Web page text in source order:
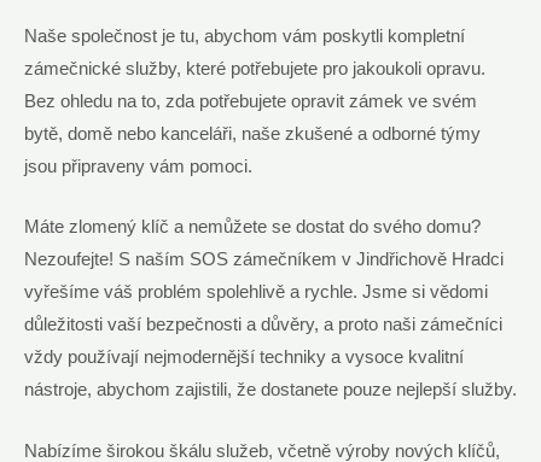
Naše společnost je tu, abychom vám poskytli kompletní
zámečnické služby, které potřebujete pro jakoukoli opravu.
Bez ohledu na to, zda potřebujete opravit zámek ve svém
bytě, domě nebo kanceláři, naše zkušené a odborné týmy
jsou připraveny vám pomoci.
Máte zlomený klíč a nemůžete se dostat do svého domu?
Nezoufejte! S naším SOS zámečníkem v Jindřichově Hradci
vyřešíme váš problém spolehlivě a rychle. Jsme si vědomi
důležitosti vaší bezpečnosti a důvěry, a proto naši zámečníci
vždy používají nejmodernější techniky a vysoce kvalitní
nástroje, abychom zajistili, že dostanete pouze nejlepší služby.
Nabízíme širokou škálu služeb, včetně výroby nových klíčů,